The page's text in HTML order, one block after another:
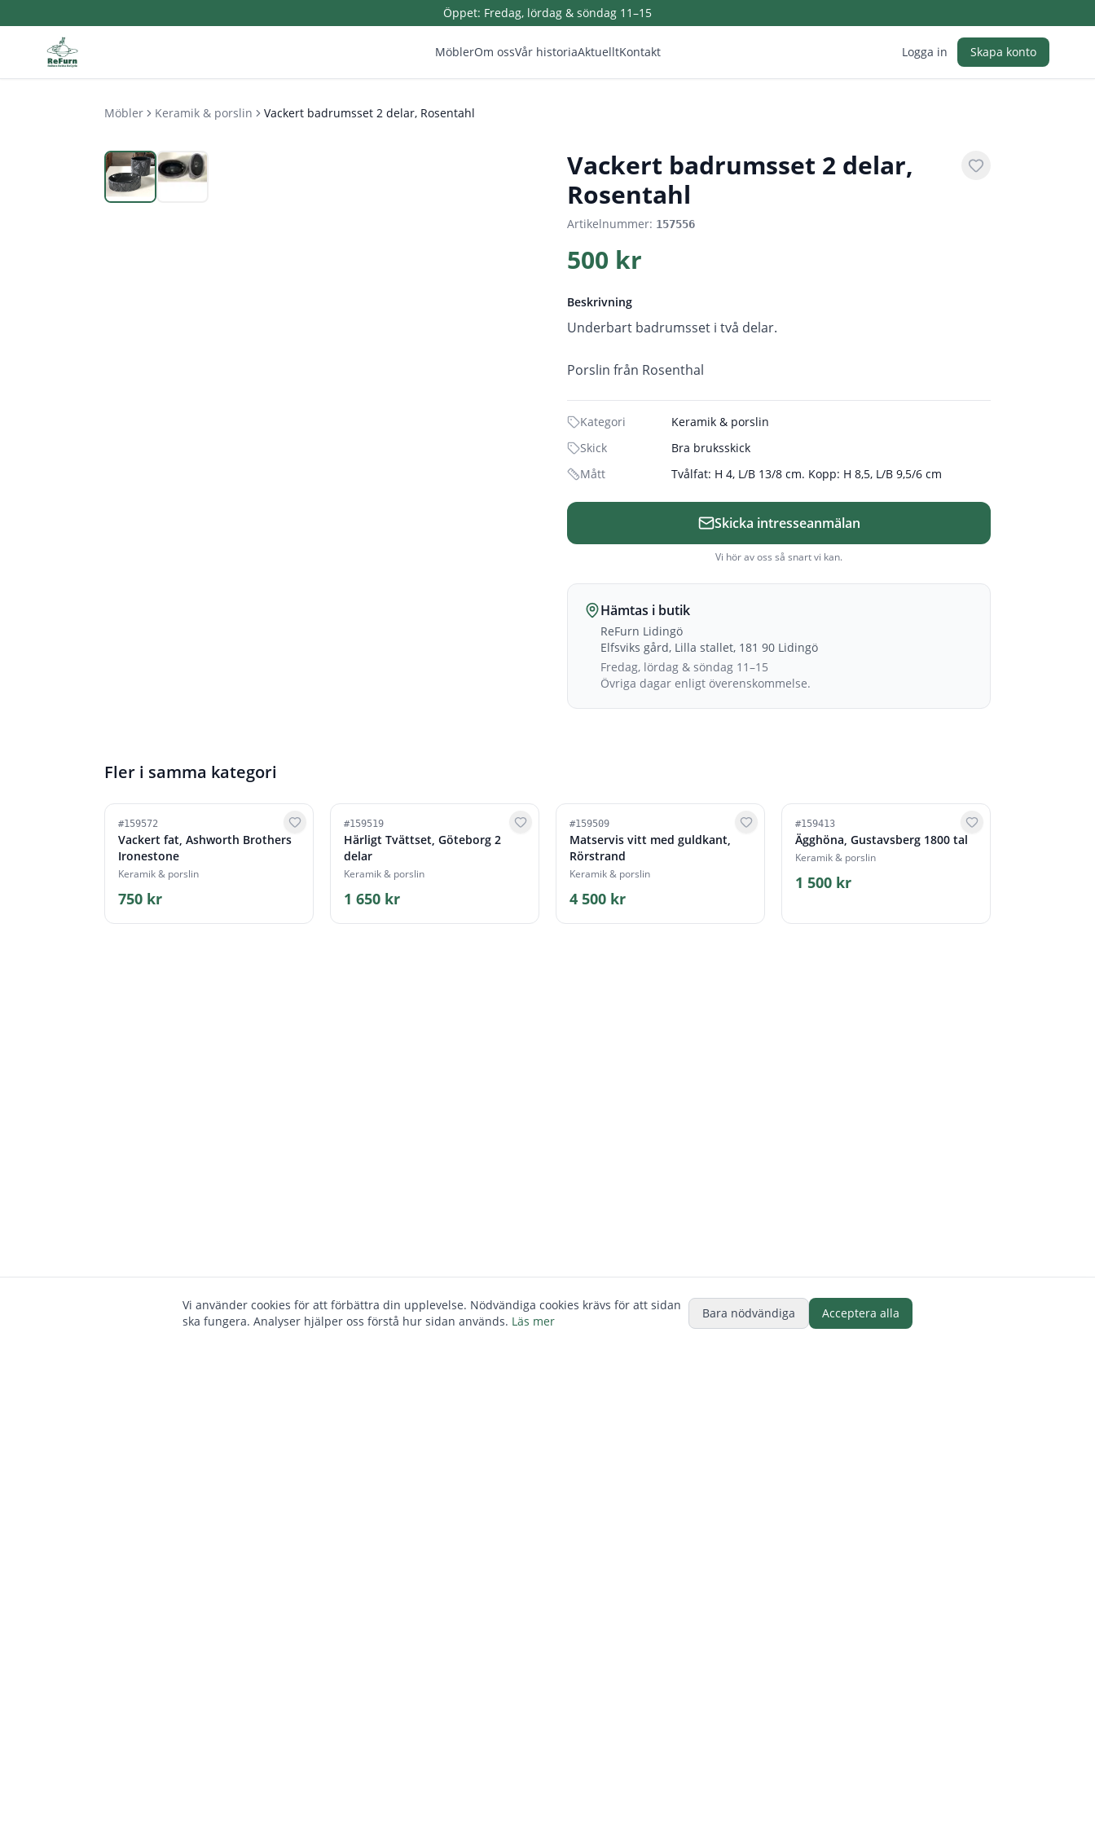
Öppet: Fredag, lördag & söndag 11–15
MöblerOm ossVår historiaAktuelltKontakt Logga in Skapa konto
Möbler Keramik & porslin Vackert badrumsset 2 delar, Rosentahl
Vackert badrumsset 2 delar,
Rosentahl
Artikelnummer: 157556
500 kr
Beskrivning
Underbart badrumsset i två delar.
Porslin från Rosenthal
Kategori
Keramik & porslin
Skick
Bra bruksskick
Mått
Tvålfat: H 4, L/B 13/8 cm. Kopp: H 8,5, L/B 9,5/6 cm
Skicka intresseanmälan
Vi hör av oss så snart vi kan.
Hämtas i butik
ReFurn Lidingö
Elfsviks gård, Lilla stallet, 181 90 Lidingö
Fredag, lördag & söndag 11–15
Övriga dagar enligt överenskommelse.
Fler i samma kategori
#159572
Vackert fat, Ashworth Brothers
Ironestone
Keramik & porslin
750 kr
#159519
Härligt Tvättset, Göteborg 2
delar
Keramik & porslin
1 650 kr
#159509
Matservis vitt med guldkant,
Rörstrand
Keramik & porslin
4 500 kr
#159413
Ägghöna, Gustavsberg 1800 tal
Keramik & porslin
1 500 kr
Vi använder cookies för att förbättra din upplevelse. Nödvändiga cookies krävs för att sidan
ska fungera. Analyser hjälper oss förstå hur sidan används. Läs mer
Bara nödvändiga Acceptera alla